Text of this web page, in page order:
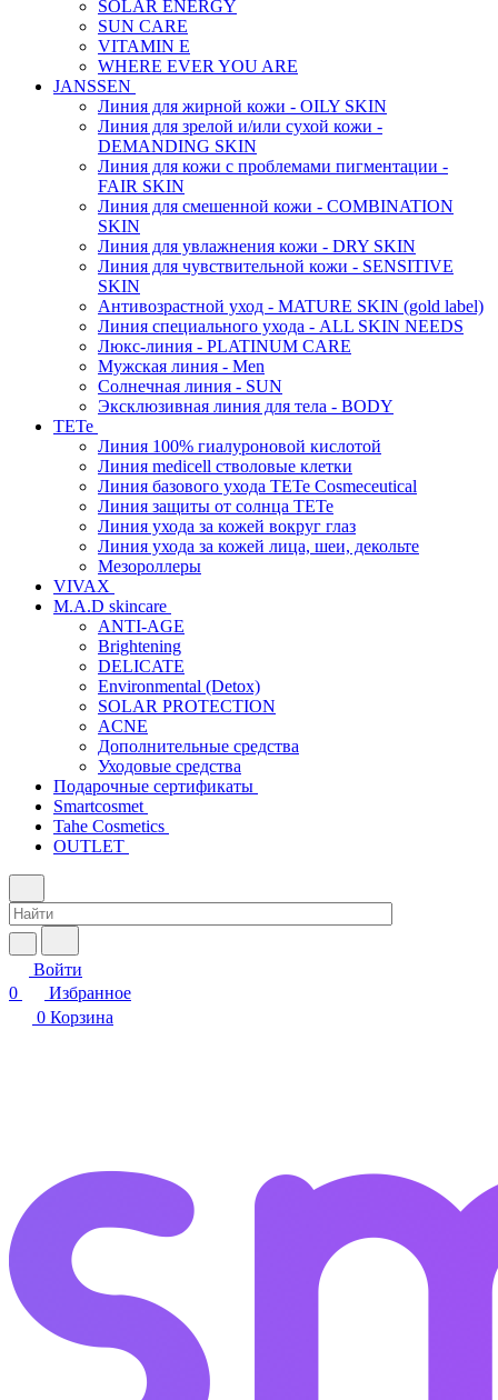
SOLAR ENERGY
SUN CARE
VITAMIN E
WHERE EVER YOU ARE
JANSSEN
Линия для жирной кожи - OILY SKIN
Линия для зрелой и/или сухой кожи -
DEMANDING SKIN
Линия для кожи с проблемами пигментации -
FAIR SKIN
Линия для смешенной кожи - COMBINATION
SKIN
Линия для увлажнения кожи - DRY SKIN
Линия для чувствительной кожи - SENSITIVE
SKIN
Антивозрастной уход - MATURE SKIN (gold label)
Линия специального ухода - ALL SKIN NEEDS
Люкс-линия - PLATINUM CARE
Мужская линия - Men
Солнечная линия - SUN
Эксклюзивная линия для тела - BODY
TETe
Линия 100% гиалуроновой кислотой
Линия medicell стволовые клетки
Линия базового ухода TETe Cosmeceutical
Линия защиты от солнца TETe
Линия ухода за кожей вокруг глаз
Линия ухода за кожей лица, шеи, декольте
Мезороллеры
VIVAX
M.A.D skincare
ANTI-AGE
Brightening
DELICATE
Environmental (Detox)
SOLAR PROTECTION
АCNE
Дополнительные средства
Уходовые средства
Подарочные сертификаты
Smartcosmet
Tahe Cosmetics
OUTLET
Войти
0
Избранное
0 Корзина